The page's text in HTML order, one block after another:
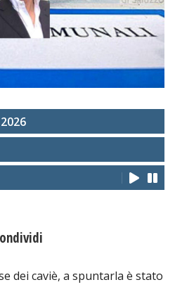
dei caviè, a spuntarla è stato